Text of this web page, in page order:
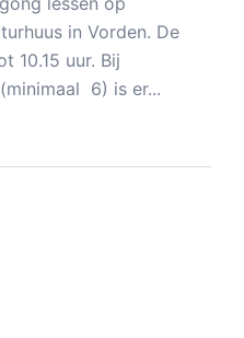
in Vorden. De
10.15 uur. Bij
6) is er...